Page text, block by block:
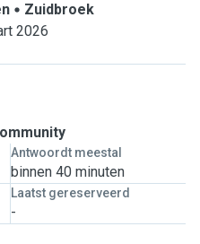
Zuidbroek
2026
Antwoordt meestal
binnen 40 minuten
Laatst gereserveerd
-